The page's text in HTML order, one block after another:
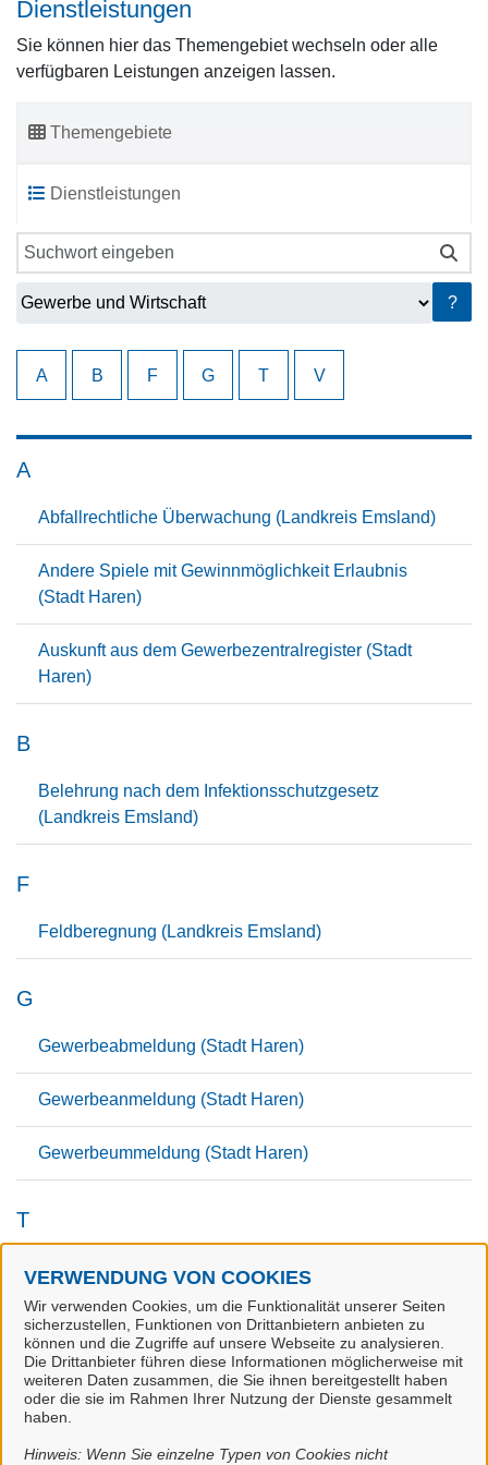
VERWENDUNG VON COOKIES
Wir verwenden Cookies, um die Funktionalität unserer Seiten
sicherzustellen, Funktionen von Drittanbietern anbieten zu
können und die Zugriffe auf unsere Webseite zu analysieren.
Die Drittanbieter führen diese Informationen möglicherweise mit
weiteren Daten zusammen, die Sie ihnen bereitgestellt haben
oder die sie im Rahmen Ihrer Nutzung der Dienste gesammelt
haben.
Hinweis: Wenn Sie einzelne Typen von Cookies nicht
Dienstleistungen
Sie können hier das Themengebiet wechseln oder alle
verfügbaren Leistungen anzeigen lassen.
Themengebiete
Dienstleistungen
?
A B F G T V
A
Abfallrechtliche Überwachung (Landkreis Emsland)
Andere Spiele mit Gewinnmöglichkeit Erlaubnis
(Stadt Haren)
Auskunft aus dem Gewerbezentralregister (Stadt
Haren)
B
Belehrung nach dem Infektionsschutzgesetz
(Landkreis Emsland)
F
Feldberegnung (Landkreis Emsland)
G
Gewerbeabmeldung (Stadt Haren)
Gewerbeanmeldung (Stadt Haren)
Gewerbeummeldung (Stadt Haren)
T
Tierhalter-Erklärung (Landkreis Emsland)
V
Veranstaltung eines Wochenmarktes Festsetzung
(Stadt Haren)